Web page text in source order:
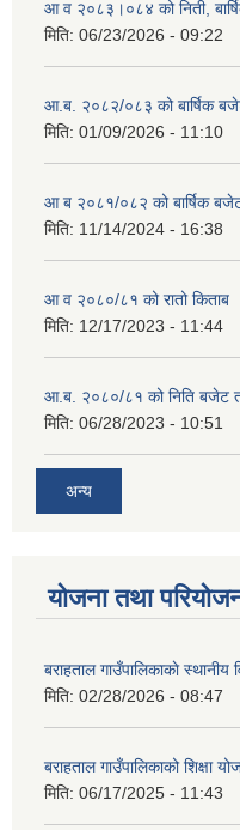
आ व २०८३।०८४ को निती,
मिति: 06/23/2026 - 09:22
आ.ब. २०८२/०८३ को बार्षिक
मिति: 01/09/2026 - 11:10
आ ब २०८१/०८२ को बार्षिक
मिति: 11/14/2024 - 16:38
आ व २०८०/८१ को रातो किताब
मिति: 12/17/2023 - 11:44
आ.ब. २०८०/८१ को निति बजेट
मिति: 06/28/2023 - 10:51
अन्य
योजना तथा
बराहताल गाउँपालिकाकाे
मिति: 02/28/2026 - 08:47
बराहताल गाउँपालिकाको शिक्षा
मिति: 06/17/2025 - 11:43